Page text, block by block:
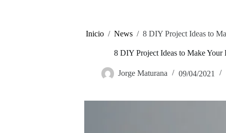
Inicio / News / 8 DIY Project Ideas to
8 DIY Project Ideas to Make Your
Jorge Maturana 09/04/2021